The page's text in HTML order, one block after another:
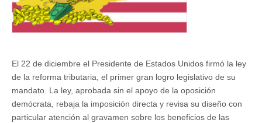
El 22 de diciembre el Presidente de Estados Unidos firmó la ley
de la reforma tributaria, el primer gran logro legislativo de su
mandato. La ley, aprobada sin el apoyo de la oposición
demócrata, rebaja la imposición directa y revisa su diseño con
particular atención al gravamen sobre los beneficios de las